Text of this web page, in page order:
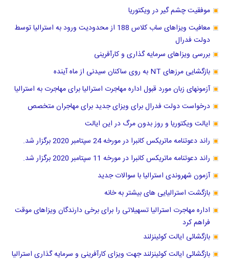
موفقیت چشم گیر در ویکتوریا
معافیت ویزاهای ساب کلاس 188 از محدودیت ورود به استرالیا توسط
دولت فدرال
بررسی ویزاهای سرمایه گذاری و کارآفرینی
بازگشایی مرزهای NT به روی ساکنان سیدنی از ماه آینده
آزمونهای زبان مورد قبول اداره مهاجرت استرالیا برای مهاجرت به استرالیا
درخواست دولت فدرال برای ویزای جدید برای مهاجران متخصص
ایالت ویکتوریا و روز بدون مرگ در این ایالت
راند دعوتنامه ماتریکس کانبرا در مورخه 24 سپتامبر 2020 برگزار شد.
راند دعوتنامه ماتریکس کانبرا در مورخه 11 سپتامبر 2020 برگزار شد.
آزمون شهروندی استرالیا با سوالات جدید
بازگشت استرالیایی های بیشتر به خانه
اداره مهاجرت استرالیا تسهیلاتی را برای برخی دارندگان ویزاهای موقت
فراهم کرد
بازگشائی ایالت کوئینزلند
بازگشائی ایالت کوئینزلند جهت ویزای کارآفرینی و سرمایه گذاری استرالیا